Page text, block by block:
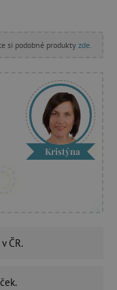
si podobné produkty zde
Kristýna
v ČR.